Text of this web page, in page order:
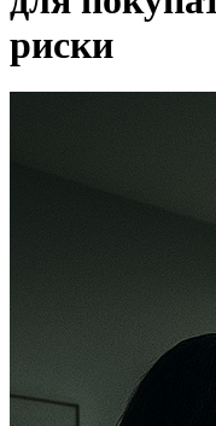
риски